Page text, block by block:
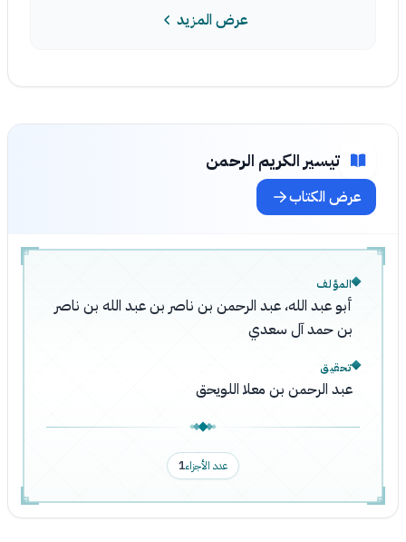
عرض المزيد
تيسير الكريم الرحمن
عرض الكتاب
المؤلف
أبو عبد الله، عبد الرحمن بن ناصر بن عبد الله بن ناصر
بن حمد آل سعدي
تحقيق
عبد الرحمن بن معلا اللويحق
عدد الأجزاء1